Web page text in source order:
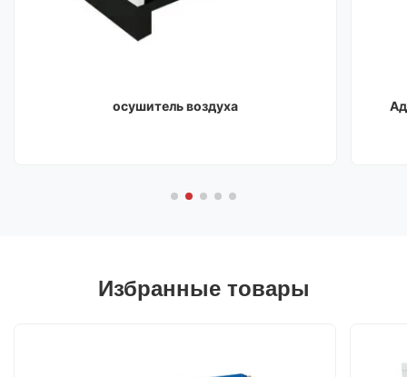
осушитель воздуха
Избранные товары